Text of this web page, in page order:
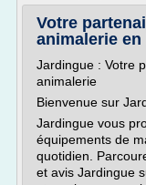
Votre
animalerie en
Jardingue : Votre
animalerie
Bienvenue sur
Jardingue vous
équipements de
quotidien.
et avis Jardingue